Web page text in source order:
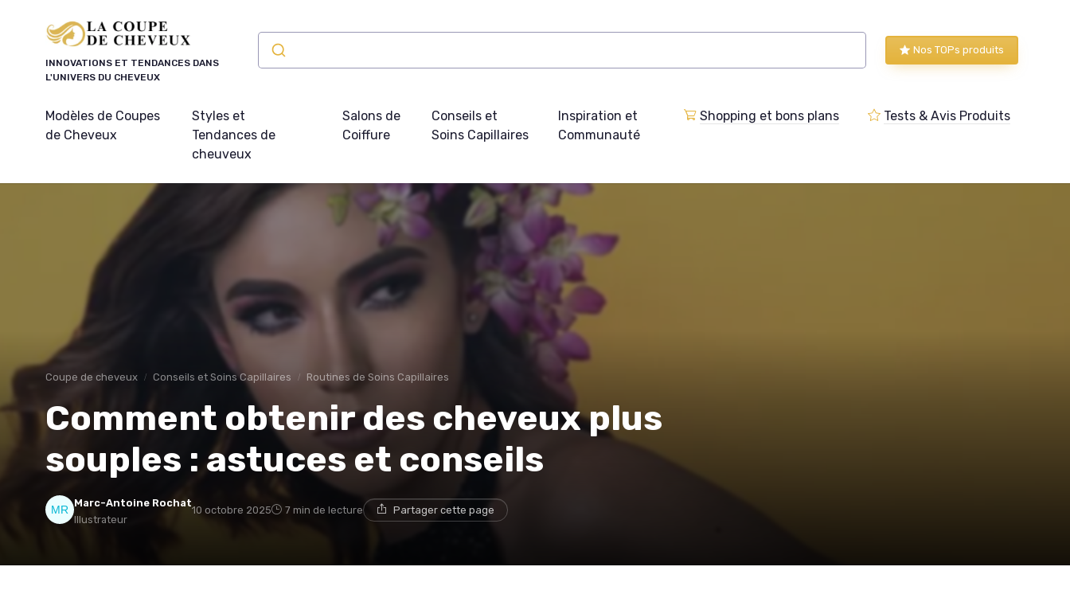
INNOVATIONS ET TENDANCES DANS
L'UNIVERS DU CHEVEUX
Nos TOPs produits
Modèles de Coupes
de Cheveux
Styles et
Tendances de
cheuveux
Salons de
Coiffure
Conseils et
Soins Capillaires
Inspiration et
Communauté
Shopping et bons plans Tests & Avis Produits
Coupe de cheveux Conseils et Soins Capillaires Routines de Soins Capillaires
Comment obtenir des cheveux plus
souples : astuces et conseils
Marc-Antoine Rochat
Illustrateur
10 octobre 2025 7 min de lecture Partager cette page